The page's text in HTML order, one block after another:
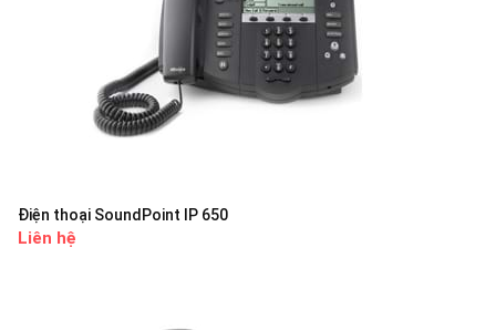
Điện thoại SoundPoint IP 650
Liên hệ